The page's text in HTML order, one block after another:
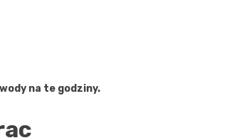
na te godziny.